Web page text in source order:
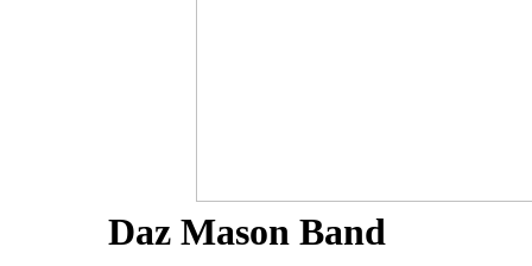
Daz Mason Band